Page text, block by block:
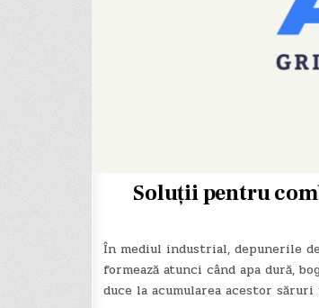
Soluții pentru
În mediul industrial, depunerile
formează atunci când apa dură,
duce la acumularea acestor